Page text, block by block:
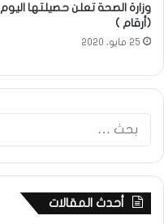
وزارة الصحة تعلن حصيلتها اليوم
(أرقام )
25 مايو، 2020
أحدث المقالات